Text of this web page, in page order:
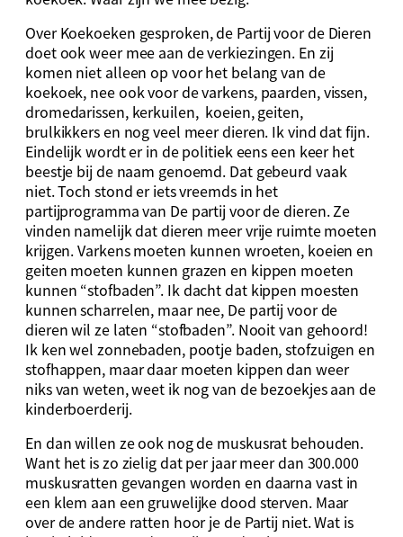
Over Koekoeken gesproken, de Partij voor de Dieren
doet ook weer mee aan de verkiezingen. En zij
komen niet alleen op voor het belang van de
koekoek, nee ook voor de varkens, paarden, vissen,
dromedarissen, kerkuilen, koeien, geiten,
brulkikkers en nog veel meer dieren. Ik vind dat fijn.
Eindelijk wordt er in de politiek eens een keer het
beestje bij de naam genoemd. Dat gebeurd vaak
niet. Toch stond er iets vreemds in het
partijprogramma van De partij voor de dieren. Ze
vinden namelijk dat dieren meer vrije ruimte moeten
krijgen. Varkens moeten kunnen wroeten, koeien en
geiten moeten kunnen grazen en kippen moeten
kunnen “stofbaden”. Ik dacht dat kippen moesten
kunnen scharrelen, maar nee, De partij voor de
dieren wil ze laten “stofbaden”. Nooit van gehoord!
Ik ken wel zonnebaden, pootje baden, stofzuigen en
stofhappen, maar daar moeten kippen dan weer
niks van weten, weet ik nog van de bezoekjes aan de
kinderboerderij.
En dan willen ze ook nog de muskusrat behouden.
Want het is zo zielig dat per jaar meer dan 300.000
muskusratten gevangen worden en daarna vast in
een klem aan een gruwelijke dood sterven. Maar
over de andere ratten hoor je de Partij niet. Wat is